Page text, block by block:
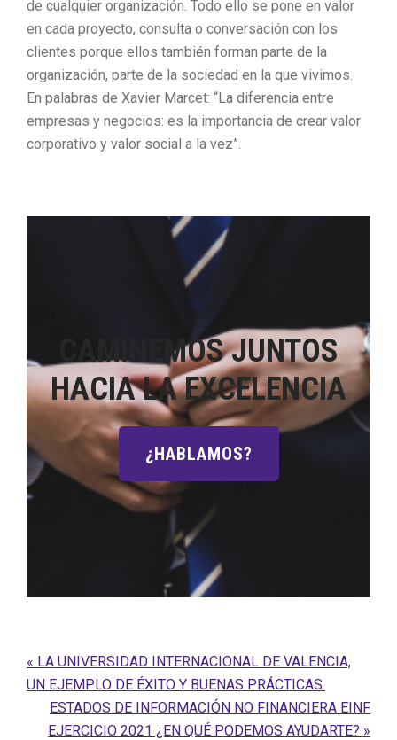
de cualquier organización. Todo ello se pone en valor
en cada proyecto, consulta o conversación con los
clientes porque ellos también forman parte de la
organización, parte de la sociedad en la que vivimos.
En palabras de Xavier Marcet: “La diferencia entre
empresas y negocios: es la importancia de crear valor
corporativo y valor social a la vez”.
CAMINEMOS JUNTOS
HACIA LA EXCELENCIA
¿HABLAMOS?
Entrada
anterior:
« LA UNIVERSIDAD INTERNACIONAL DE VALENCIA,
UN EJEMPLO DE ÉXITO Y BUENAS PRÁCTICAS.
Siguiente
entrada:
ESTADOS DE INFORMACIÓN NO FINANCIERA EINF
EJERCICIO 2021 ¿EN QUÉ PODEMOS AYUDARTE? »